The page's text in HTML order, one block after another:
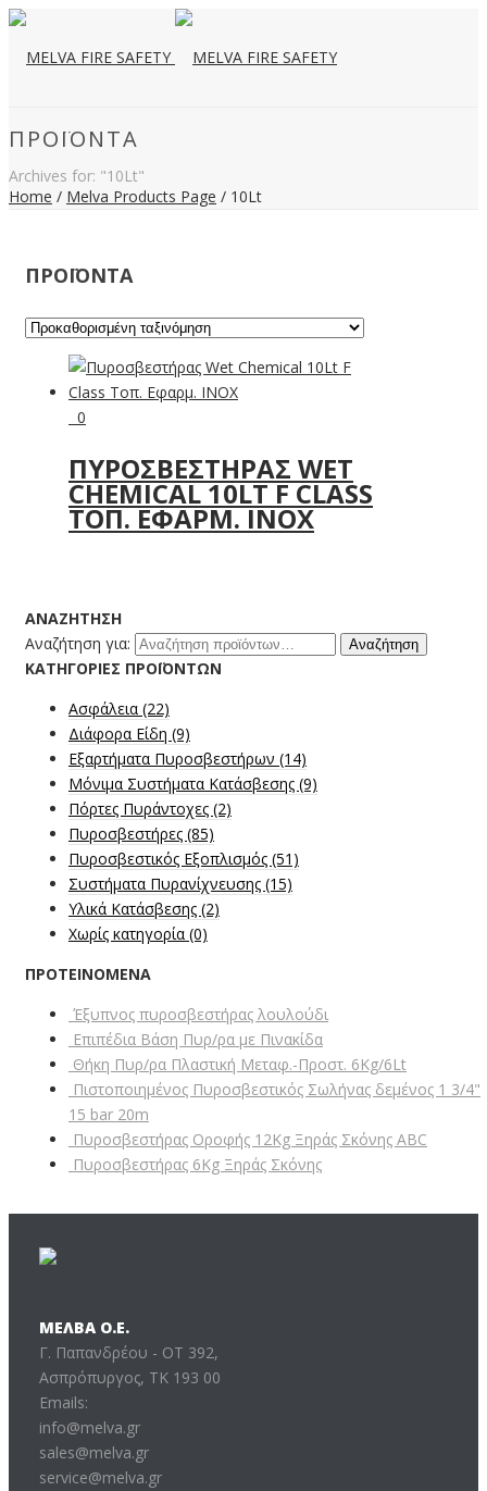
ΠΡΟΪΌΝΤΑ
Archives for: "10Lt"
Home / Melva Products Page / 10Lt
ΠΡΟΪΟΝΤΑ
0
ΠΥΡΟΣΒΕΣΤΉΡΑΣ WET
CHEMICAL 10LT F CLASS
ΤΟΠ. ΕΦΑΡΜ. INOX
ΑΝΑΖΉΤΗΣΗ
Αναζήτηση για:
Αναζήτηση
ΚΑΤΗΓΟΡΊΕΣ ΠΡΟΪΌΝΤΩΝ
Ασφάλεια (22)
Διάφορα Είδη (9)
Εξαρτήματα Πυροσβεστήρων (14)
Μόνιμα Συστήματα Κατάσβεσης (9)
Πόρτες Πυράντοχες (2)
Πυροσβεστήρες (85)
Πυροσβεστικός Εξοπλισμός (51)
Συστήματα Πυρανίχνευσης (15)
Υλικά Κατάσβεσης (2)
Χωρίς κατηγορία (0)
ΠΡΟΤΕΙΝΌΜΕΝΑ
Έξυπνος πυροσβεστήρας λουλούδι
Επιπέδια Βάση Πυρ/ρα με Πινακίδα
Θήκη Πυρ/ρα Πλαστική Μεταφ.-Προστ. 6Kg/6Lt
Πιστοποιημένος Πυροσβεστικός Σωλήνας δεμένος 1 3/4"
15 bar 20m
Πυροσβεστήρας Οροφής 12Kg Ξηράς Σκόνης ABC
Πυροσβεστήρας 6Kg Ξηράς Σκόνης
ΜΕΛΒΑ Ο.Ε.
Γ. Παπανδρέου - ΟΤ 392,
Ασπρόπυργος, ΤΚ 193 00
Emails:
info@melva.gr
sales@melva.gr
service@melva.gr